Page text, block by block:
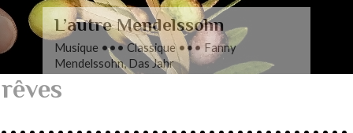
L’autre Mendelssohn
Musique ••• Classique ••• Fanny
Mendelssohn, Das Jahr
rêves